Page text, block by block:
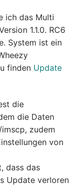
ich das Multi
1.1.0. RC6
System ist ein
finden Update
die
die Daten
zudem
von
dass das
Update verloren